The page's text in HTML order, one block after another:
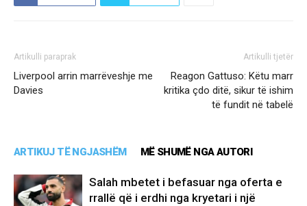
Artikulli paraprak
Liverpool arrin marrëveshje me
Davies
Artikulli tjetër
Reagon Gattuso: Këtu marr
kritika çdo ditë, sikur të ishim
të fundit në tabelë
ARTIKUJ TË NGJASHËM MË SHUMË NGA AUTORI
Salah mbetet i befasuar nga oferta e
rrallë që i erdhi nga kryetari i një